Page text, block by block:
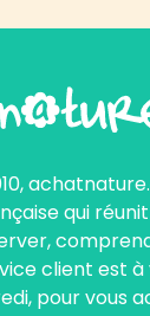
qui
client est
pour vous